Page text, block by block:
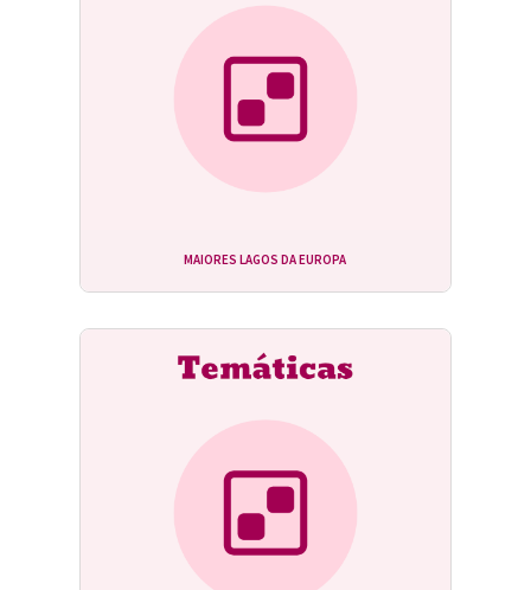
MAIORES LAGOS DA EUROPA